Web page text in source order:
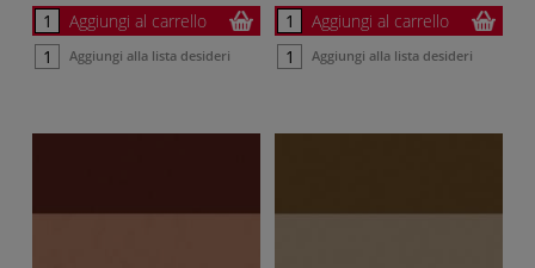
Aggiungi al carrello
Aggiungi alla lista desideri
Aggiungi al carrello
Aggiungi alla lista desideri